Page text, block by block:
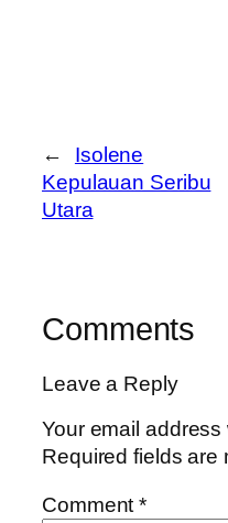
←
Isolene
Kepulauan Seribu
Utara
Comments
Leave a Reply
Your email
Required fields
Comment*